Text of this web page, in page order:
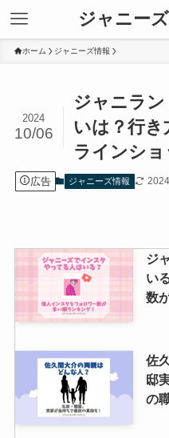
ジャニー
ホーム ジャニーズ情報
ジャニラ
いは？行き
ラインシ
2024
10/06
広告 ジャニーズ情報
ジ
い
数
佐
邸
の